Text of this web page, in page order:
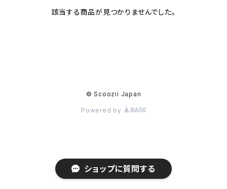
該当する商品が見つかりませんでした。
© Scoozii Japan
Powered by
ショップに質問する